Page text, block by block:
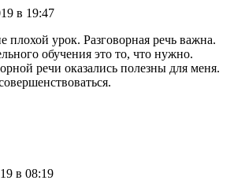
в 19:47
урок. Разговорная речь важна.
обучения это то, что нужно.
речи оказались полезны для меня.
в 08:19